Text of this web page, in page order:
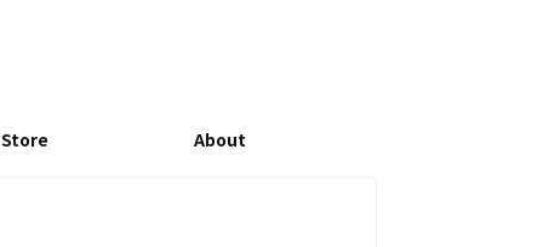
Store About